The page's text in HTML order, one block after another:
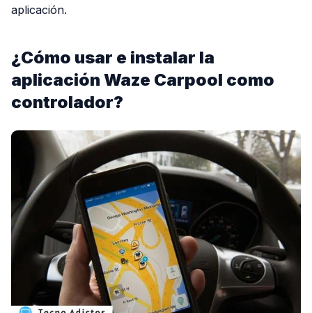
aplicación.
¿Cómo usar e instalar la
aplicación Waze Carpool como
controlador?